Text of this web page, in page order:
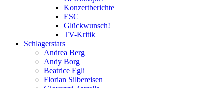
Konzertberichte
ESC
Glückwunsch!
TV-Kritik
Schlagerstars
Andrea Berg
Andy Borg
Beatrice Egli
Florian Silbereisen